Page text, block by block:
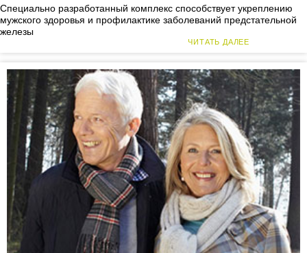
Специально разработанный комплекс способствует укреплению
мужского здоровья и профилактике заболеваний предстательной
железы
ЧИТАТЬ ДАЛЕЕ